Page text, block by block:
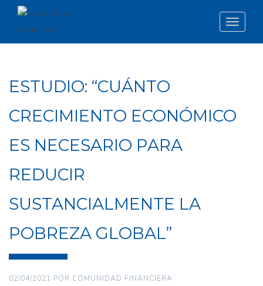
Toggle
ESTUDIO: “CUÁNTO
CRECIMIENTO ECONÓMICO
ES NECESARIO PARA
REDUCIR
SUSTANCIALMENTE LA
POBREZA GLOBAL”
02/04/2021 POR COMUNIDAD FINANCIERA